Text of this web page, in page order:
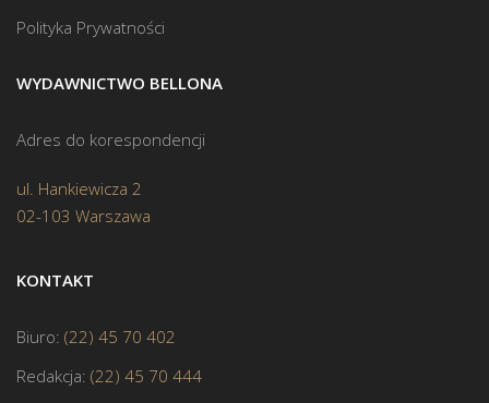
Polityka Prywatności
WYDAWNICTWO BELLONA
Adres do korespondencji
ul. Hankiewicza 2
02-103 Warszawa
KONTAKT
Biuro: (22) 45 70 402
Redakcja: (22) 45 70 444